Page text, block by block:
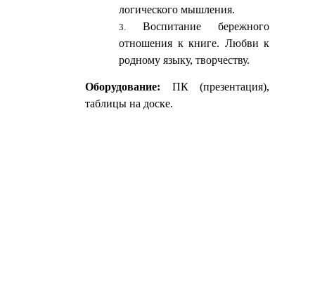
логического мышления.
Воспитание бережного
отношения к книге. Любви к
родному языку, творчеству.
Оборудование: ПК (презентация),
таблицы на доске.